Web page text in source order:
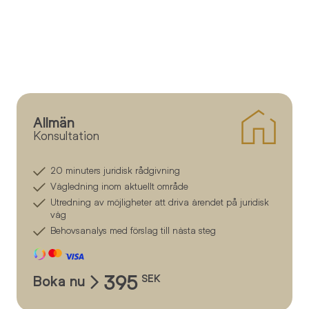
Allmän
Konsultation
20 minuters juridisk rådgivning
Vägledning inom aktuellt område
Utredning av möjligheter att driva ärendet på juridisk
väg
Behovsanalys med förslag till nästa steg
Boka nu 395 SEK